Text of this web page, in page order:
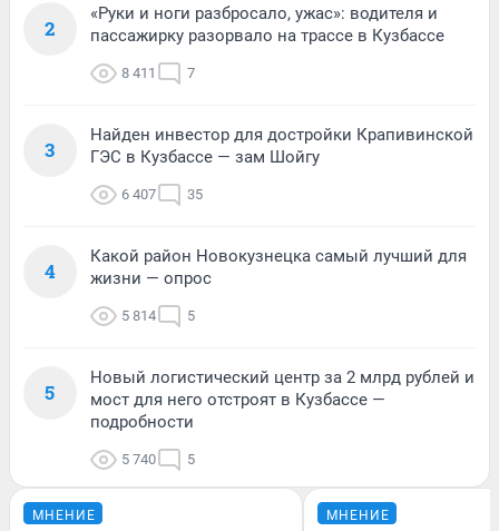
2
«Руки и ноги разбросало, ужас»: водителя и
пассажирку разорвало на трассе в Кузбассе
8 411 7
3
Найден инвестор для достройки Крапивинской
ГЭС в Кузбассе — зам Шойгу
6 407 35
4
Какой район Новокузнецка самый лучший для
жизни — опрос
5 814 5
5
Новый логистический центр за 2 млрд рублей и
мост для него отстроят в Кузбассе —
подробности
5 740 5
МНЕНИЕ МНЕНИЕ